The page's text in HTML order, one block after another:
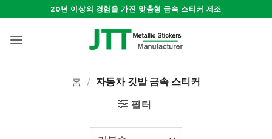
to
content
20년 이상의 경험을 가진 맞춤형 금속 스티커 제조
홈 / 자동차 깃발 금속 스티커
필터